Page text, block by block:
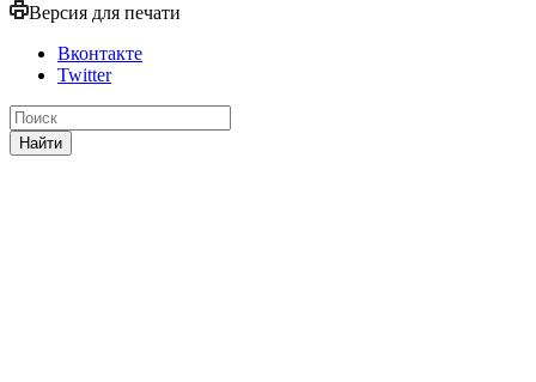
Версия для печати
Вконтакте
Twitter
Найти